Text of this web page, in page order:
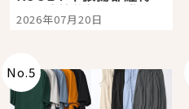
時間洗鍊的經典之作五
選
2026年07月20日
No.5